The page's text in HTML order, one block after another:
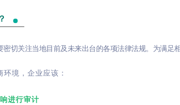
切关注当地目前及未来出台的各项法律法规。为满足
境，企业应该：
进行审计